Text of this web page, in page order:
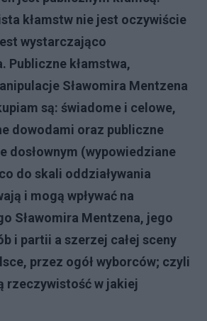
kłamstw nie jest oczywiście
wystarczająco
Publiczne kłamstwa,
Sławomira Mentzena
są: świadome i celowe,
dowodami oraz publiczne
dosłownym (wypowiedziane
do skali oddziaływania
i mogą wpływać na
Sławomira Mentzena, jego
i partii a szerzej całej sceny
przez ogół wyborców; czyli
rzeczywistość w jakiej